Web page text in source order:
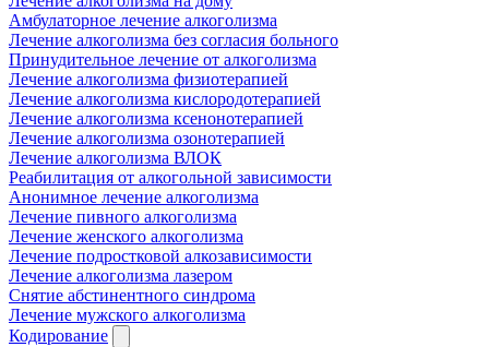
Амбулаторное лечение алкоголизма
Лечение алкоголизма без согласия больного
Принудительное лечение от алкоголизма
Лечение алкоголизма физиотерапией
Лечение алкоголизма кислородотерапией
Лечение алкоголизма ксенонотерапией
Лечение алкоголизма озонотерапией
Лечение алкоголизма ВЛОК
Реабилитация от алкогольной зависимости
Анонимное лечение алкоголизма
Лечение пивного алкоголизма
Лечение женского алкоголизма
Лечение подростковой алкозависимости
Лечение алкоголизма лазером
Снятие абстинентного синдрома
Лечение мужского алкоголизма
Кодирование